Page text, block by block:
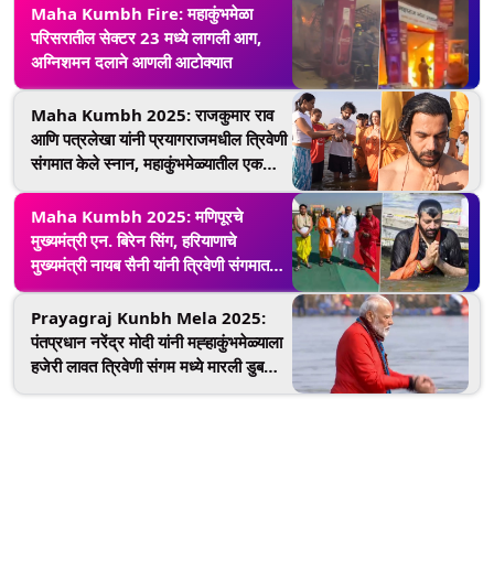
Maha Kumbh Fire: महाकुंभमेळा
परिसरातील सेक्टर 23 मध्ये लागली आग,
अग्निशमन दलाने आणली आटोक्यात
Maha Kumbh 2025: राजकुमार राव
आणि पत्रलेखा यांनी प्रयागराजमधील त्रिवेणी
संगमात केले स्नान, महाकुंभमेळ्यातील एक
Maha Kumbh 2025: मणिपूरचे
मुख्यमंत्री एन. बिरेन सिंग, हरियाणाचे
मुख्यमंत्री नायब सैनी यांनी त्रिवेणी संगमात
केले पवित्र स्नान (See Pics)
Prayagraj Kunbh Mela 2025:
पंतप्रधान नरेंद्र मोदी यांनी मह्हाकुंभमेळ्याला
हजेरी लावत त्रिवेणी संगम मध्ये मारली डुबकी